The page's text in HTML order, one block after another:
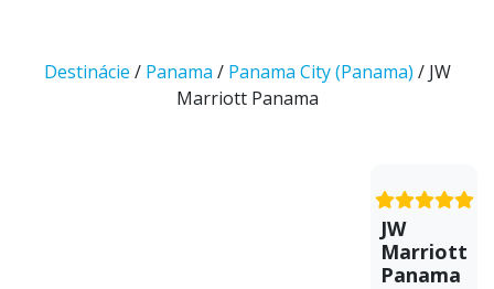
Destinácie / Panama / Panama City (Panama) / JW
Marriott Panama
JW
Marriott
Panama